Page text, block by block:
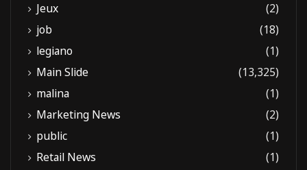
Jeux
(2)
job
(18)
legiano
(1)
Main Slide
(13,325)
malina
(1)
Marketing News
(2)
public
(1)
Retail News
(1)